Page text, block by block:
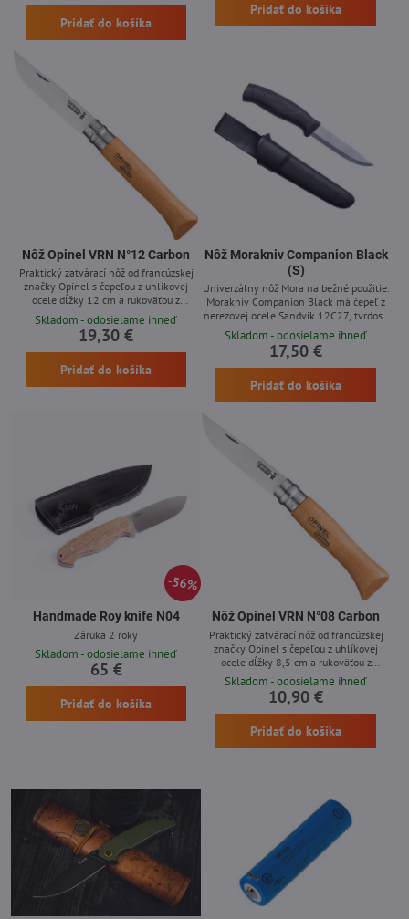
Pridať do košíka
Pridať do košíka
Nôž Opinel VRN N°12 Carbon
Praktický zatvárací nôž od francúzskej
značky Opinel s čepeľou z uhlíkovej
ocele dĺžky 12 cm a rukoväťou z
bukového dreva, nôž obsahuje otočnú
poistku Viroblock. Čepeľ z uhlíkovej ocele
dobre drží ostrie a ľahko sa brúsi, avšak
je vysoko náchylná k hrdzaveniu (nôž
treba po použití dôkladne vyčistiť, vysušiť
Skladom - odosielame ihneď
19,30 €
Pridať do košíka
Nôž Morakniv Companion Black
(S)
Univerzálny nôž Mora na bežné použitie.
Morakniv Companion Black má čepeľ z
nerezovej ocele Sandvik 12C27, tvrdosti
57-58 HRC. Plastová rukoväť s
protišmykovou gumenou úpravou z
odolnej TPE gumy. Plastové puzdro
jednoducho pripnuteľné na opasok, bez
potreby rozopnutia opasku. Companion je
Skladom - odosielame ihneď
17,50 €
Pridať do košíka
56%
Handmade Roy knife N04
Záruka 2 roky
Skladom - odosielame ihneď
65 €
Pridať do košíka
Nôž Opinel VRN N°08 Carbon
Praktický zatvárací nôž od francúzskej
značky Opinel s čepeľou z uhlíkovej
ocele dĺžky 8,5 cm a rukoväťou z
bukového dreva, nôž obsahuje otočnú
poistku Viroblock. Čepeľ z uhlíkovej ocele
dobre drží ostrie a ľahko sa brúsi, avšak
je vysoko náchylná k hrdzaveniu (nôž
treba po použití dôkladne vyčistiť, vysušiť
Skladom - odosielame ihneď
10,90 €
Pridať do košíka